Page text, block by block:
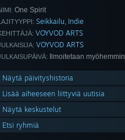
One Spirit
Seikkailu, Indie
VOYVOD ARTS
VOYVOD ARTS
Ilmoitetaan myöhemmin
Näytä päivityshistoria
Lisää aiheeseen liittyviä uutisia
Näytä keskustelut
Etsi ryhmiä